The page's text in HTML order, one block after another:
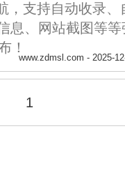
，支持自动收录
息、网站截图等
！
www.zdmsl.com - 2025-
1